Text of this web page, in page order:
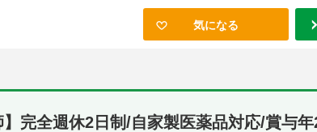
気になる
】完全週休2日制/自家製医薬品対応/賞与